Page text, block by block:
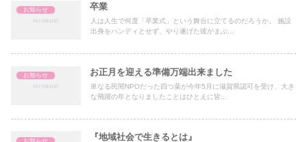
お知らせ 卒業
人は人生で何度「卒業式」という舞台に立てるのだろうか。 施設
出身をハンディとせず、やり遂げた彼がまぶ...
お知らせ お正月を迎える準備万端出来ました
単なる民間NPOだった四つ葉が今年5月に滋賀県認可を受け、大き
な飛躍の年となりましたことはひとえに皆...
お知らせ 『地域社会で生きるとは』